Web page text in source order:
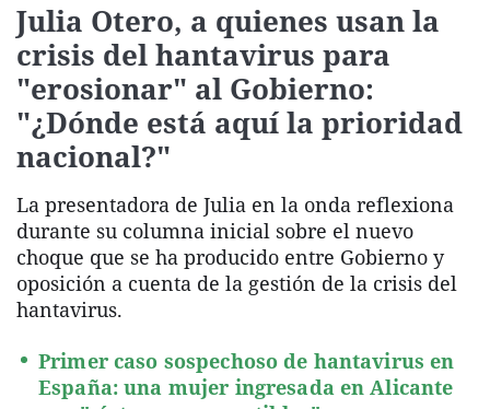
Julia Otero, a quienes usan la
crisis del hantavirus para
"erosionar" al Gobierno:
"¿Dónde está aquí la prioridad
nacional?"
La presentadora de Julia en la onda reflexiona
durante su columna inicial sobre el nuevo
choque que se ha producido entre Gobierno y
oposición a cuenta de la gestión de la crisis del
hantavirus.
Primer caso sospechoso de hantavirus en
España: una mujer ingresada en Alicante